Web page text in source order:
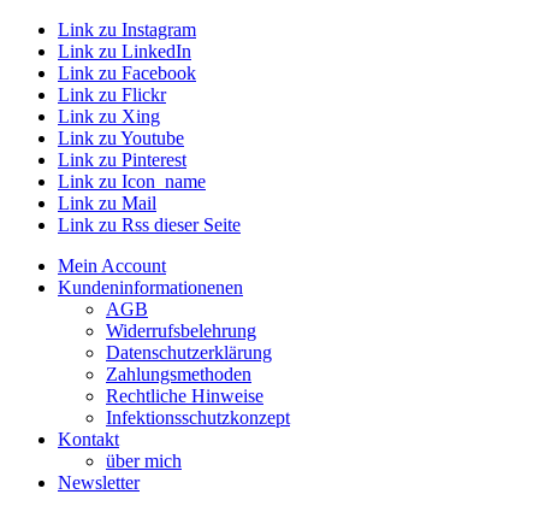
Link zu Instagram
Link zu LinkedIn
Link zu Facebook
Link zu Flickr
Link zu Xing
Link zu Youtube
Link zu Pinterest
Link zu Icon_name
Link zu Mail
Link zu Rss dieser Seite
Mein Account
Kundeninformationenen
AGB
Widerrufsbelehrung
Datenschutzerklärung
Zahlungsmethoden
Rechtliche Hinweise
Infektionsschutzkonzept
Kontakt
über mich
Newsletter